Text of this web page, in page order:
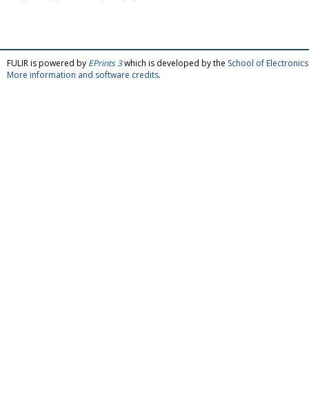
FULIR is powered by EPrints 3which is developed by the School of
More information and software credits.